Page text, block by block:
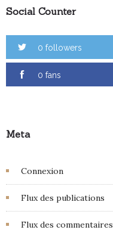
Social Counter
0 followers
0 fans
Meta
Connexion
Flux des publications
Flux des commentaires